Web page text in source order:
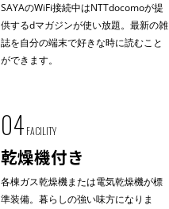
SAYAのWiFi接続中はNTTdocomoが提
供するdマガジンが使い放題。最新の雑
誌を自分の端末で好きな時に読むこと
ができます。
04 FACILITY
乾燥機付き
各棟ガス乾燥機または電気乾燥機が標
準装備。暮らしの強い味方になりま